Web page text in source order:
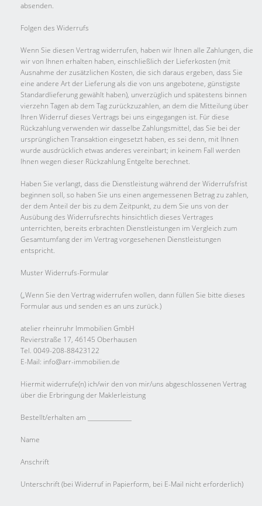
absenden.
Folgen des Widerrufs
Wenn Sie diesen Vertrag widerrufen, haben wir Ihnen alle Zahlungen, die
wir von Ihnen erhalten haben, einschließlich der Lieferkosten (mit
Ausnahme der zusätzlichen Kosten, die sich daraus ergeben, dass Sie
eine andere Art der Lieferung als die von uns angebotene, günstigste
Standardlieferung gewählt haben), unverzüglich und spätestens binnen
vierzehn Tagen ab dem Tag zurückzuzahlen, an dem die Mitteilung über
Ihren Widerruf dieses Vertrags bei uns eingegangen ist. Für diese
Rückzahlung verwenden wir dasselbe Zahlungsmittel, das Sie bei der
ursprünglichen Transaktion eingesetzt haben, es sei denn, mit Ihnen
wurde ausdrücklich etwas anderes vereinbart; in keinem Fall werden
Ihnen wegen dieser Rückzahlung Entgelte berechnet.
Haben Sie verlangt, dass die Dienstleistung während der Widerrufsfrist
beginnen soll, so haben Sie uns einen angemessenen Betrag zu zahlen,
der dem Anteil der bis zu dem Zeitpunkt, zu dem Sie uns von der
Ausübung des Widerrufsrechts hinsichtlich dieses Vertrages
unterrichten, bereits erbrachten Dienstleistungen im Vergleich zum
Gesamtumfang der im Vertrag vorgesehenen Dienstleistungen
entspricht.
Muster Widerrufs-Formular
(„Wenn Sie den Vertrag widerrufen wollen, dann füllen Sie bitte dieses
Formular aus und senden es an uns zurück.)
atelier rheinruhr Immobilien GmbH
Revierstraße 17, 46145 Oberhausen
Tel. 0049-208-88423122
E-Mail: info@arr-immobilien.de
Hiermit widerrufe(n) ich/wir den von mir/uns abgeschlossenen Vertrag
über die Erbringung der Maklerleistung
Bestellt/erhalten am _______________
Name
Anschrift
Unterschrift (bei Widerruf in Papierform, bei E-Mail nicht erforderlich)